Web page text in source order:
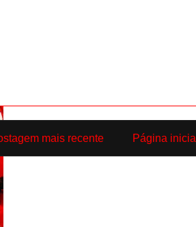
mais recente Página inicial